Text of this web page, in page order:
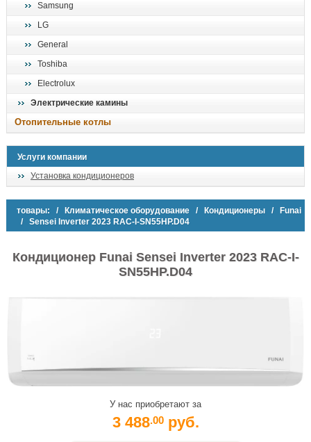
Samsung
LG
General
Toshiba
Electrolux
Электрические камины
Отопительные котлы
Услуги компании
Установка кондиционеров
товары: / Климатическое оборудование / Кондиционеры /
Funai
/ Sensei Inverter 2023 RAC-I-SN55HP.D04
Кондиционер Funai Sensei Inverter 2023 RAC-I-
SN55HP.D04
У нас приобретают за
3 488.00 руб.